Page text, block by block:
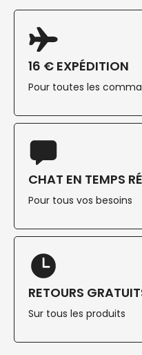
16 € EXPÉDITION
Pour toutes les
CHAT EN TEMPS
Pour tous vos besoins
RETOURS
Sur tous les produits